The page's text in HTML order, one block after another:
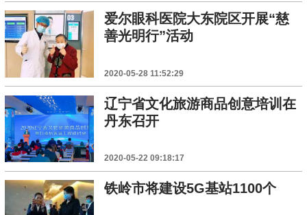
爱尔眼科医院大东院区开展“慈
善光明行”活动
2020-05-28 11:52:29
辽宁省文化旅游商品创意培训在
丹东召开
2020-05-22 09:18:17
铁岭市将建设5G基站1100个